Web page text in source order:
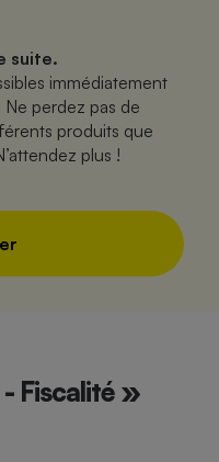
suite.
immédiatement
perdez pas de
produits que
plus !
Fiscalité »
Plaque de cuisson à
induction
Téléphone mobile -
Smartphone